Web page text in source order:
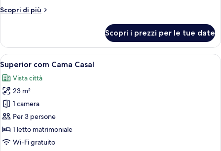
de
Scopri di più
Altri
com
Camas
Solteiro
Scopri i prezzi per le tue date
Apri
tutte
le
foto
per
Superior
com
Cama
Una camera d'albergo con un letto
5
Superior com Cama Casal
Vista città
23 m²
1 camera
Per 3 persone
1 letto matrimoniale
Wi-Fi gratuito